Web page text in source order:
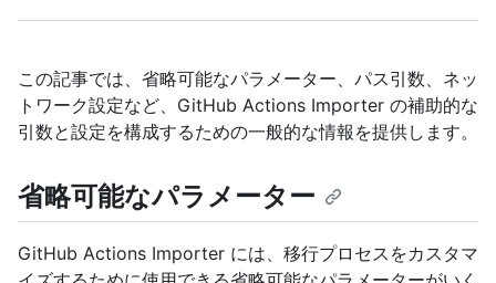
この記事では、省略可能なパラメーター、パス引数、ネッ
トワーク設定など、GitHub Actions Importer の補助的な
引数と設定を構成するための一般的な情報を提供します。
省略可能なパラメーター
GitHub Actions Importer には、移行プロセスをカスタマ